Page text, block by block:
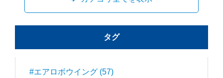
タグ
#エアロボウイング (57)